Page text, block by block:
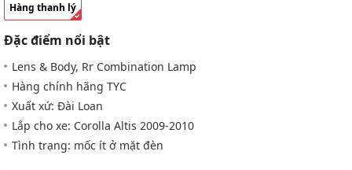
Hàng thanh lý
Đặc điểm nổi bật
Lens & Body, Rr Combination Lamp
Hàng chính hãng TYC
Xuất xứ: Đài Loan
Lắp cho xe: Corolla Altis 2009-2010
Tình trạng: mốc ít ở mặt đèn